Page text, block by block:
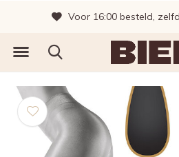
Voor 16:00 besteld,